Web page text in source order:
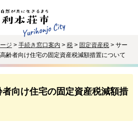
ジ > 手続き窓口案内 > 税 > 固定資産税 > サー
齢者向け住宅の固定資産税減額措置について
向け住宅の固定資産税減額措